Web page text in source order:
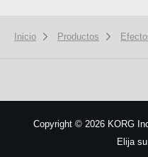
Inicio Productos
Copyright © 2026 KORG
Elija